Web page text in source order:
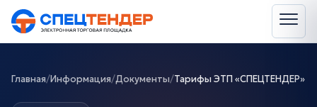
Главная/Информация/Документы/Тарифы ЭТП «СПЕЦТЕНДЕР»